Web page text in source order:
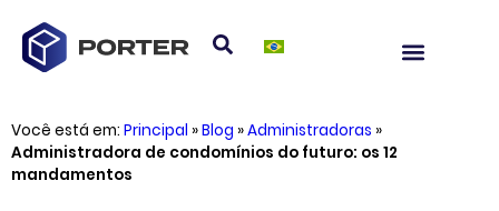
Você está em: Principal »Blog »Administradoras »
Administradora de condomínios do futuro: os 12
mandamentos